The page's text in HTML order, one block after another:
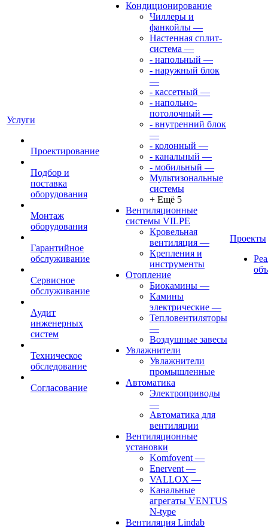
Услуги
Проектирование
Подбор и
поставка
оборудования
Монтаж
оборудования
Гарантийное
обслуживание
Сервисное
обслуживание
Аудит
инженерных
систем
Техническое
обследование
Согласование
Кондиционирование
Чиллеры и
фанкойлы —
Настенная сплит-
система —
- напольный —
- наружный блок
—
- кассетный —
- напольно-
потолочный —
- внутренний блок
—
- колонный —
- канальный —
- мобильный —
Мультизональные
системы
+ Ещё 5
Вентиляционные
системы VILPE
Кровельная
вентиляция —
Крепления и
инструменты
Отопление
Биокамины —
Камины
электрические —
Тепловентиляторы
—
Воздушные завесы
Увлажнители
Увлажнители
промышленные
Автоматика
Электроприводы
—
Автоматика для
вентиляции
Вентиляционные
установки
Komfovent —
Enervent —
VALLOX —
Канальные
агрегаты VENTUS
N-type
Вентиляция Lindab
Проекты